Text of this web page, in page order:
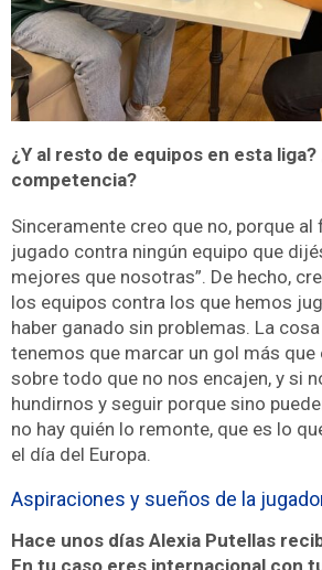
¿Y al resto de equipos en esta liga?
competencia?
Sinceramente creo que no, porque al
jugado contra ningún equipo que
mejores que nosotras”. De hecho,
los equipos contra los que hemos
haber ganado sin problemas. La
tenemos que marcar un gol más que
sobre todo que no nos encajen, y si
hundirnos y seguir porque sino
no hay quién lo remonte, que es lo
el día del Europa.
Aspiraciones y sueños de la
Hace unos días Alexia Putellas